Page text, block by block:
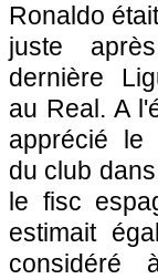
Ronaldo
juste
dernière
au Real. A
apprécié le
du club
le fisc
estimait
considéré